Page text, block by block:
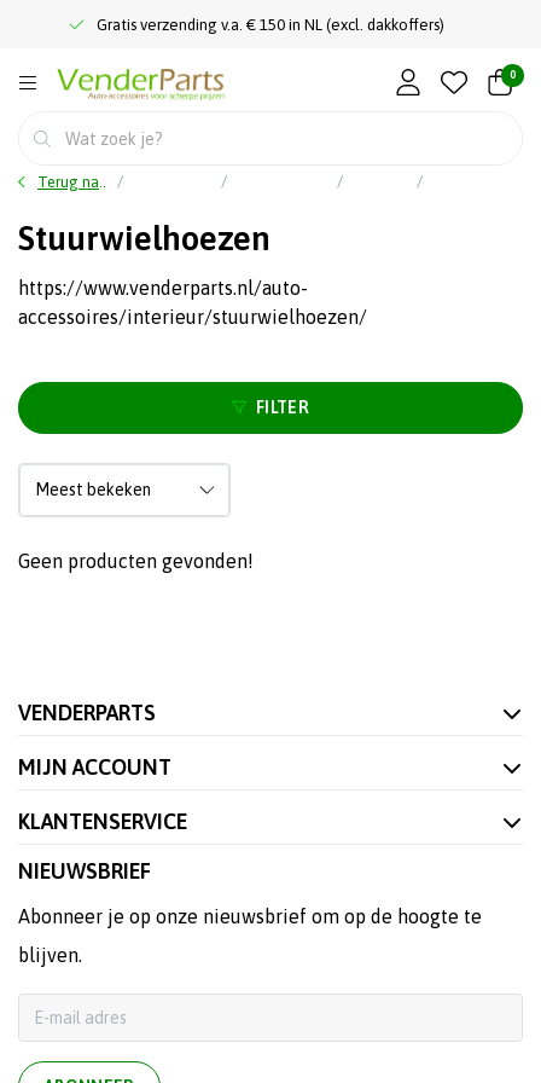
Gratis verzending v.a. € 150 in NL (excl. dakkoffers)
0
Terug naar home
Stuurwielhoezen
https://www.venderparts.nl/auto-
accessoires/interieur/stuurwielhoezen/
FILTER
Geen producten gevonden!
VENDERPARTS
MIJN ACCOUNT
KLANTENSERVICE
NIEUWSBRIEF
Abonneer je op onze nieuwsbrief om op de hoogte te
blijven.